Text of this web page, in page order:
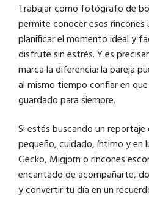
Trabajar como fotógrafo de
permite conocer esos rincones
planificar el momento ideal y
disfrute sin estrés. Y es
marca la diferencia: la pareja
al mismo tiempo confiar en
guardado para siempre.
Si estás buscando un
pequeño, cuidado, íntimo y en
Gecko, Migjorn o rincones
encantado de acompañarte,
y convertir tu día en un